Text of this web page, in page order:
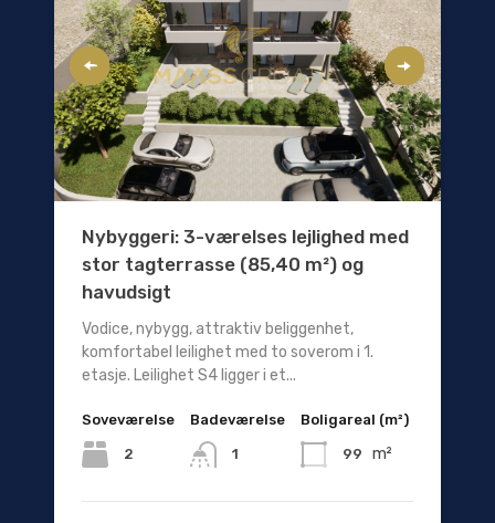
Nybyggeri: 3-værelses lejlighed med
stor tagterrasse (85,40 m²) og
havudsigt
Vodice, nybygg, attraktiv beliggenhet,
komfortabel leilighet med to soverom i 1.
etasje. Leilighet S4 ligger i et...
Soveværelse
2
Badeværelse
1
Boligareal (m²)
99 m²